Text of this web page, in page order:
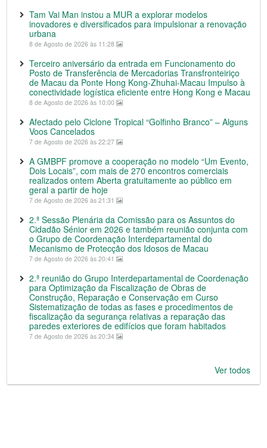
Tam Vai Man instou a MUR a explorar modelos
inovadores e diversificados para impulsionar a renovação
urbana
8 de Agosto de 2026 às 11:28
Terceiro aniversário da entrada em Funcionamento do
Posto de Transferência de Mercadorias Transfronteiriço
de Macau da Ponte Hong Kong-Zhuhai-Macau Impulso à
conectividade logística eficiente entre Hong Kong e Macau
8 de Agosto de 2026 às 10:00
Afectado pelo Ciclone Tropical “Golfinho Branco” – Alguns
Voos Cancelados
7 de Agosto de 2026 às 22:27
A GMBPF promove a cooperação no modelo “Um Evento,
Dois Locais”, com mais de 270 encontros comerciais
realizados ontem Aberta gratuitamente ao público em
geral a partir de hoje
7 de Agosto de 2026 às 21:31
2.ª Sessão Plenária da Comissão para os Assuntos do
Cidadão Sénior em 2026 e também reunião conjunta com
o Grupo de Coordenação Interdepartamental do
Mecanismo de Protecção dos Idosos de Macau
7 de Agosto de 2026 às 20:41
2.ª reunião do Grupo Interdepartamental de Coordenação
para Optimização da Fiscalização de Obras de
Construção, Reparação e Conservação em Curso
Sistematização de todas as fases e procedimentos de
fiscalização da segurança relativas a reparação das
paredes exteriores de edifícios que foram habitados
7 de Agosto de 2026 às 20:34
Ver todos